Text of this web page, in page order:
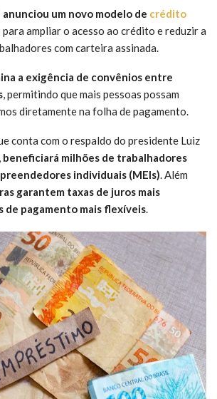
um novo modelo de crédito
para ampliar o acesso ao crédito e reduzir a
com carteira assinada.
a exigência de convênios entre
, permitindo que mais pessoas possam
diretamente na folha de pagamento.
conta com o respaldo do presidente Luiz
beneficiará milhões de trabalhadores
individuais (MEIs). Além
garantem taxas de juros mais
de pagamento mais flexíveis.